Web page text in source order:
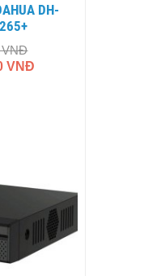
VNĐ
VNĐ